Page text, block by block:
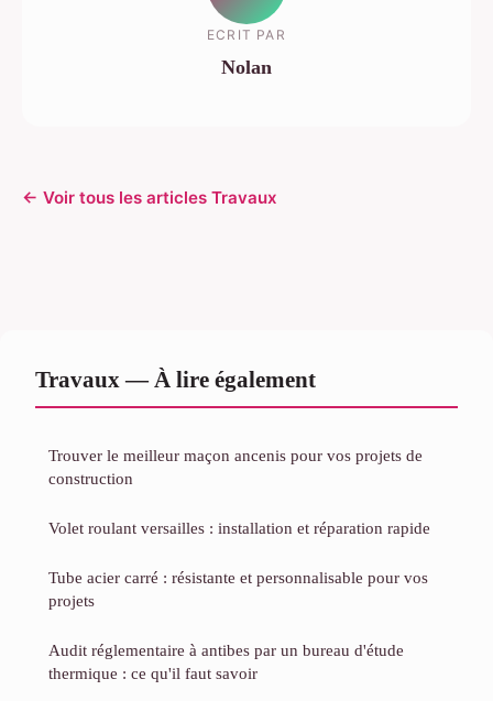
ECRIT PAR
Nolan
← Voir tous les articles Travaux
Travaux — À lire également
Trouver le meilleur maçon ancenis pour vos projets de
construction
Volet roulant versailles : installation et réparation rapide
Tube acier carré : résistante et personnalisable pour vos
projets
Audit réglementaire à antibes par un bureau d'étude
thermique : ce qu'il faut savoir